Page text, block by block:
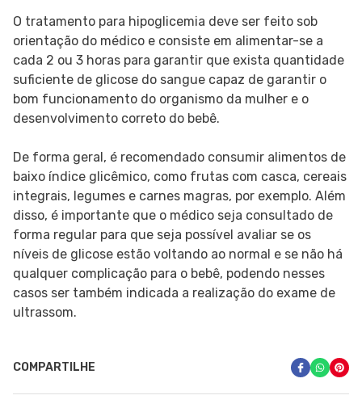
O tratamento para hipoglicemia deve ser feito sob
orientação do médico e consiste em alimentar-se a
cada 2 ou 3 horas para garantir que exista quantidade
suficiente de glicose do sangue capaz de garantir o
bom funcionamento do organismo da mulher e o
desenvolvimento correto do bebê.
De forma geral, é recomendado consumir alimentos de
baixo índice glicêmico, como frutas com casca, cereais
integrais, legumes e carnes magras, por exemplo. Além
disso, é importante que o médico seja consultado de
forma regular para que seja possível avaliar se os
níveis de glicose estão voltando ao normal e se não há
qualquer complicação para o bebê, podendo nesses
casos ser também indicada a realização do exame de
ultrassom.
COMPARTILHE